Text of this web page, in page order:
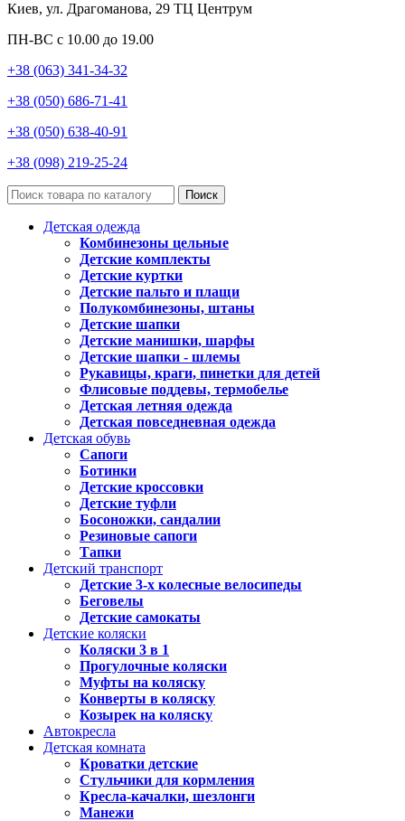
Киев, ул. Драгоманова, 29 ТЦ Центрум
ПН-ВС с 10.00 до 19.00
+38 (063) 341-34-32
+38 (050) 686-71-41
+38 (050) 638-40-91
+38 (098) 219-25-24
Поиск
Детская одежда
Комбинезоны цельные
Детские комплекты
Детские куртки
Детские пальто и плащи
Полукомбинезоны, штаны
Детские шапки
Детские манишки, шарфы
Детские шапки - шлемы
Рукавицы, краги, пинетки для детей
Флисовые поддевы, термобелье
Детская летняя одежда
Детская повседневная одежда
Детская обувь
Сапоги
Ботинки
Детские кроссовки
Детские туфли
Босоножки, сандалии
Резиновые сапоги
Тапки
Детский транспорт
Детские 3-х колесные велосипеды
Беговелы
Детские самокаты
Детские коляски
Коляски 3 в 1
Прогулочные коляски
Муфты на коляску
Конверты в коляску
Козырек на коляску
Автокресла
Детская комната
Кроватки детские
Стульчики для кормления
Кресла-качалки, шезлонги
Манежи